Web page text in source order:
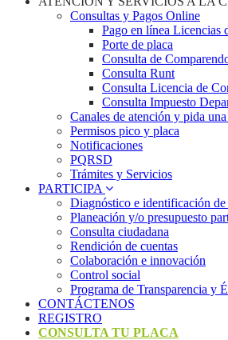
Consultas y Pagos Online
Pago en línea Licencias
Porte de placa
Consulta de
Consulta Runt
Consulta Licencia de
Consulta Impuesto
Canales de atención y pida
Permisos pico y placa
Notificaciones
PQRSD
Trámites y Servicios
PARTICIPA
Diagnóstico e identificación de
Planeación y/o presupuesto
Consulta ciudadana
Rendición de cuentas
Colaboración e innovación
Control social
Programa de Transparencia y
CONTÁCTENOS
REGISTRO
CONSULTA TU PLACA